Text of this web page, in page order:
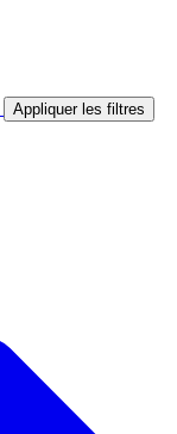
Appliquer les filtres